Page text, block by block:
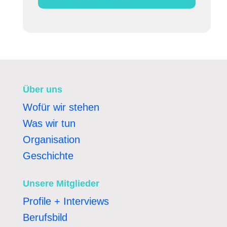
Über uns
Wofür wir stehen
Was wir tun
Organisation
Geschichte
Unsere Mitglieder
Profile + Interviews
Berufsbild